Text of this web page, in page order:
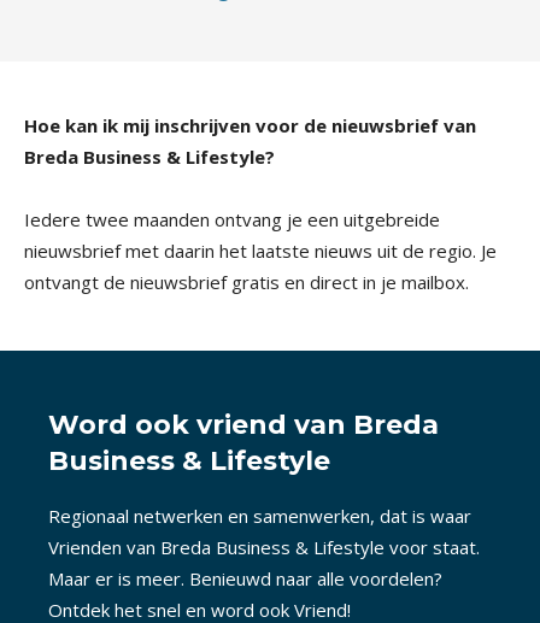
Hoe kan ik mij inschrijven voor de nieuwsbrief van
Breda Business & Lifestyle?
Iedere twee maanden ontvang je een uitgebreide
nieuwsbrief met daarin het laatste nieuws uit de regio. Je
ontvangt de nieuwsbrief gratis en direct in je mailbox.
Word ook vriend van Breda
Business & Lifestyle
Regionaal netwerken en samenwerken, dat is waar
Vrienden van Breda Business & Lifestyle voor staat.
Maar er is meer. Benieuwd naar alle voordelen?
Ontdek het snel en word ook Vriend!